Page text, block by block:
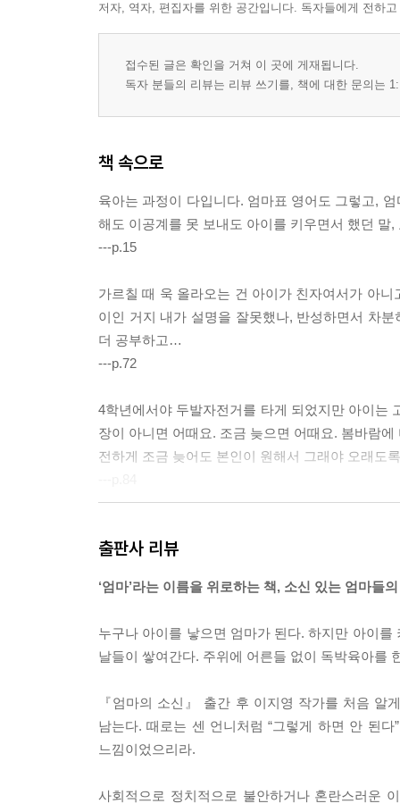
저자, 역자, 편집자를 위한 공간입니다. 독자들에게 전하
접수된 글은 확인을 거쳐 이 곳에 게재됩니다.
독자 분들의 리뷰는 리뷰 쓰기를, 책에 대한 문의는
책 속으로
육아는 과정이 다입니다. 엄마표 영어도 그렇고,
해도 이공계를 못 보내도 아이를 키우면서 했던
---p.15
가르칠 때 욱 올라오는 건 아이가 친자여서가 아
이인 거지 내가 설명을 잘못했나, 반성하면서 차
더 공부하고…
---p.72
4학년에서야 두발자전거를 타게 되었지만 아이는
장이 아니면 어때요. 조금 늦으면 어때요. 봄바람
전하게 조금 늦어도 본인이 원해서 그래야 오래도
나, 쓴웃음이 나왔어요. 그래도 엄마 아빠 덕분에
---p.89
내가 한 번도 안 해봐서 잘 모르지만 배워서라도
할 수 있다는 자신감과 도전 정신, 그런 것을 가르
맨날 똑같은 위로인데 그 위로를 듣고 싶어 보낸
찮아지지는 않겠지만 나보다는 아이가 더 속상할
출판사 리뷰
‘엄마’라는 이름을 위로하는 책, 소신 있는 엄마들
누구나 아이를 낳으면 엄마가 된다. 하지만 아이
날들이 쌓여간다. 주위에 어른들 없이 독박육아를
『엄마의 소신』 출간 후 이지영 작가를 처음 알
남는다. 때로는 센 언니처럼 “그렇게 하면 안 된
느낌이었으리라.
사회적으로 정치적으로 불안하거나 혼란스러운